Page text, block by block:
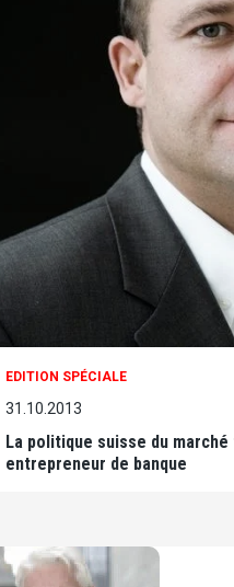
EDITION SPÉCIALE
31.10.2013
La politique suisse du
entrepreneur de banque